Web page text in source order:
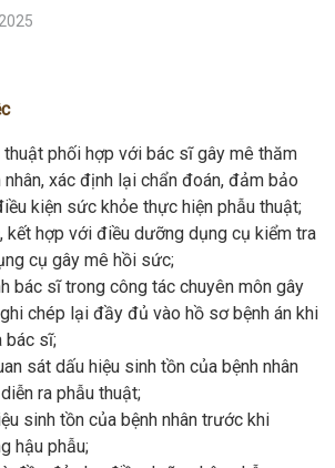
phối hợp với bác sĩ gây mê thăm
nhân, xác định lại chẩn đoán, đảm bảo
kiện sức khỏe thực hiện phẫu thuật;
kết hợp với điều dưỡng dụng cụ kiểm tra
cụ gây mê hồi sức;
bác sĩ trong công tác chuyên môn gây
chép lại đầy đủ vào hồ sơ bệnh án khi
bác sĩ;
sát dấu hiệu sinh tồn của bệnh nhân
ra phẫu thuật;
sinh tồn của bệnh nhân trước khi
hậu phẫu;